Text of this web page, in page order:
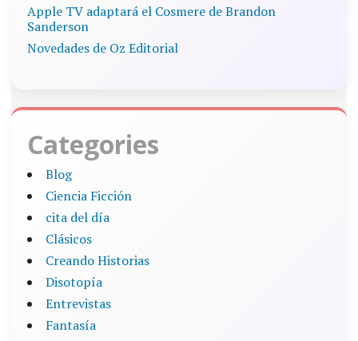
Apple TV adaptará el Cosmere de Brandon
Sanderson
Novedades de Oz Editorial
Categories
Blog
Ciencia Ficción
cita del día
Clásicos
Creando Historias
Disotopía
Entrevistas
Fantasía